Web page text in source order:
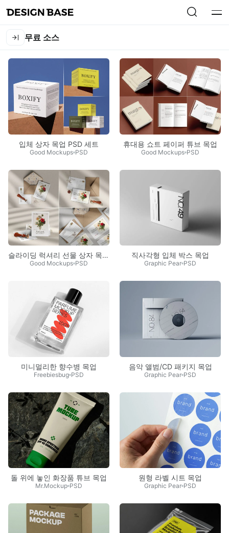
무료 소스
입체 상자 목업 PSD 세트
Good Mockups PSD
휴대용 쇼트 페이퍼 튜브 목업
Good Mockups PSD
슬라이딩 럭셔리 선물 상자 목업 세트
Good Mockups PSD
직사각형 입체 박스 목업
Graphic Pear PSD
미니멀리한 향수병 목업
Freebiesbug PSD
음악 앨범/CD 패키지 목업
Graphic Pear PSD
돌 위에 놓인 화장품 튜브 목업
Mr.Mockup PSD
원형 라벨 시트 목업
Graphic Pear PSD